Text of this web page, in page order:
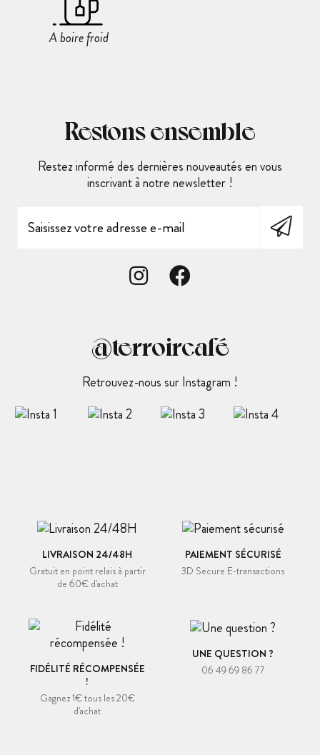
A boire froid
Restons ensemble
Restez informé des dernières nouveautés en vous
inscrivant à notre newsletter !
@terroircafé
Retrouvez-nous sur Instagram !
LIVRAISON 24/48H
Gratuit en point relais à partir
de 60€ d'achat
PAIEMENT SÉCURISÉ
3D Secure E-transactions
FIDÉLITÉ RÉCOMPENSÉE
!
Gagnez 1€ tous les 20€
d'achat
UNE QUESTION ?
06 49 69 86 77